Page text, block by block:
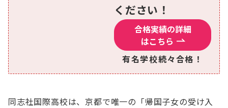
ください！
合格実績の詳細
はこちら
有名学校続々合格！
同志社国際高校は、京都で唯一の「帰国子女の受け入